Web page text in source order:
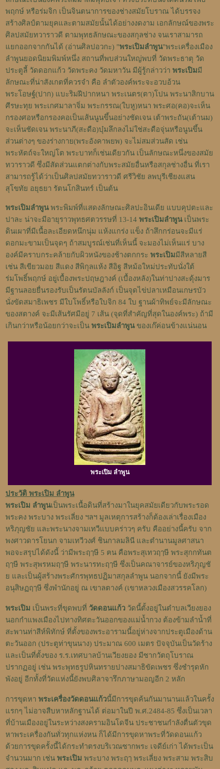
พฤกษ์ หรือร่มจิก เป็นจินตนาการของช่างสมัยโบราณ ได้บรรจง
สร้างศิลป์ตามยุคและตามสมัยนั้นได้อย่างงดงาม เอกลักษณ์ของพระ
ศิลปสมัยทวาราวดี ตามพุทธลักษณะของสกุลช่าง จนเราสามารถ
แยกออกจากกันได้ (อ่านศิลปอวกะ) "พระเปิมลำพูน"พระเครื่องเมือง
ลำพูนยอดนิยมพิมพ์หนึ่ง สถานที่พบส่วนใหญ่พบที่ วัดพระธาตุ วัด
ประตูลี้ วัดดอกแก้ว วัดพระคง วัดมหาวัน มีผู้รู้กล่าวว่าพระเปิมมี
ลักษณะที่น่าสังเกตที่ควรจำ คือ ลำตัวองค์พระจะอวบอ้วน
พระโอษฐ์(ปาก) แบะริมฝีปากหนา พระเนตร(ตา)โปน พระนาสิกบาน
ศีรษะทุย พระเกศมาลาจิ่ม พระกรรณ(ใบหู)หนา พระศอ(คอ)จะเห็น
กรองศอหรือกรองคอเป็นเส้นนูนขึ้นอย่างชัดเจน เต้าพระถัน(เต้านม)
จะเห็นชัดเจน พระนาภี(สะดือ)บุ๋มลึกลงไม่ใช่สะดือจุ่นหรือนูนขึ้น
ส่วนต่างๆ ของร่างกาย(พระอังคาพยพ) จะไม่สมส่วนสัด เช่น
พระหัตถ์จะใหญ่โต พระบาทก็เช่นเดียวกัน เป็นลักษณะหนึ่งของสมัย
ทวาราวดี ซึ่งมีสัดส่วนแตกต่างกับพระสมัยอื่นหรือสกุลช่างอื่น ที่เรา
สามารถรู้ได้ว่าเป็นศิลปสมัยทวาราวดี ศรีวิชัย ลพบุรีเชียงแสน
สุโขทัย อยุธยา รัตนโกสินทร์ เป็นต้น
พระเปิมลำพูนพระพิมพ์ที่แสดงลักษณะศิลปะอินเดีย แบบคุปตะและ
ปาละ น่าจะมีอายุราวพุทธศตวรรษที่ 13-14พระเปิมลำพูน เป็นพระ
ดินเผาที่มีเนื้อละเอียดหนึกนุ่ม แห้งแกร่ง แข็ง ถ้าสึกกร่อนจะมีแร่
ดอกมะขามเป็นจุดๆ ถ้าสมบูรณ์เช่นที่เห็นนี้ จะมองไม่เห็นแร่ บาง
องค์มีคราบกระคล้ายกับผิวหนังของช้างตกกระพระเปิมมีสีหลายสี
เช่น สีเขียวมอย สีแดง สีพิกุลแห้ง สีอิฐ สีหม้อใหม่ประทับนั่งใต้
ร่มโพธิ์พฤกษ์ อยู่เบื้องพระปฤษฎางค์ (เบื้องหลัง)ในท่าปางสะดุ้งมาร
มีฐานลอยยื่นรองรับเป็นรัตนบัลลังก์ เป็นจุดไข่ปลาเหมือนเกษรบัว
นั่งขัดสมาธิเพชร มีใบโพธิ์หรือใบจิก 84 ใบ ฐานผ้าทิพย์จะมีลักษณะ
ของสตางค์ จะมีเส้นรัศมีอยู่ 7 เส้น (จุดที่สำคัญที่สุดในองค์พระ) ถ้ามี
เกินกว่าหรือน้อยกว่าจะเป็นพระเปิมลำพูนของเก๊ค่อนข้างแน่นอน
พระเปิม ลำพูน
ประวัติ พระเปิม ลำพูน
พระเปิม ลำพูนเป็นพระเนื้อดินที่สร้างมาในยุคสมัยเดียวกับพระรอด
พระคง พระบาง พระเลี่ยง ฯลฯ มูลเหตุการสร้างก็ต้องเล่าเรื่องเมือง
หริภุญชัย และพระนางจามเทวีแบบคร่าวๆ ครับ คืออย่างนี้ครับ จาก
พงศาวดารโยนก จามเทวีวงศ์ ชินกาลมลินี และตำนานมูลศาสนา
พอจะสรุปได้ดังนี้ ว่ามีพระฤๅษี 5 ฅน คือพระสุเทวฤๅษี พระสุกกทันต
ฤๅษี พระสุพรหมฤๅษี พระนารทะฤๅษี ซึ่งเป็นคณาจารย์ของหริภุญชั
ย และเป็นผู้สร้างพระศักรพุทธปฏิมาสกุลลำพูน นอกจากนี้ ยังมีพระ
อนุสิษฏฤๅษี ซึ่งพำนักอยู่ ณ เขาลตางค์ (เขาหลวงเมืองสวรรคโลก)
พระเปิม เป็นพระที่ขุดพบที่ วัดดอนแก้ว วัดนี้ตั้งอยู่ในตำบลเวียงยอง
นอกกำแพงเมืองไปทางทิศตะวันออกของแม่น้ำกวง ต้องข้ามลำน้ำที่
สะพานท่าสีห์พิทักษ์ ที่ตั้งของพระอารามนี้อยู่ห่างจากประตูเมืองด้าน
ตะวันออก (ประตูท่าขุนนาง) ประมาณ 600 เมตร ปัจจุบันเป็นวัดร้าง
และเป็นที่ตั้งของ ร.ร.เทศบาลบ้านเวียงยอง มีซากวัตถุโบราณ
ปรากฏอยู่ เช่น พระพุทธรูปหินทรายปางสมาธิขัดเพชร ซึ่งชำรุดหัก
พังอยู่ อีกทั้งที่วัดแห่งนี้ยังพบศิลาจารึกภาษามอญอีก 2 หลัก
การขุดหาพระเครื่องวัดดอนแก้วนี้มีการขุดค้นกันมานานแล้วในครั้ง
แรกๆ ไม่อาจสืบหาหลักฐานได้ ต่อมาในปี พ.ศ.2484-85 ซึ่งเป็นเวลา
ที่บ้านเมืองอยู่ในระหว่างสงครามอินโดจีน ประชาชนกำลังตื่นตัวขุด
หาพระเครื่องกันทั่วทุกแห่งหน ก็ได้มีการขุดหาพระที่วัดดอนแก้ว
ด้วยการขุดครั้งนี้ได้กระทำตรงบริเวณซากพระ เจดีย์เก่า ได้พระเป็น
จำนวนมาก เช่นพระเปิม พระบาง พระฤๅ พระเลี่ยง พระสาม พระสิบ